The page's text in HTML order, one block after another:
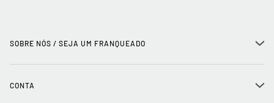
SOBRE NÓS / SEJA UM FRANQUEADO +
CONTA +